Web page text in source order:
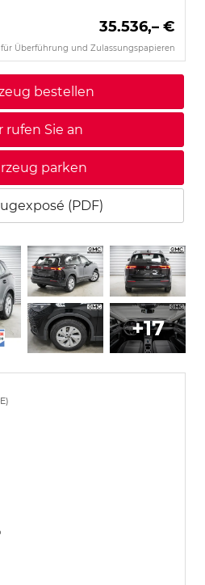
35.536,– €
für Überführung und Zulassungspapieren
bestellen
rufen Sie an
parken
(PDF)
+17